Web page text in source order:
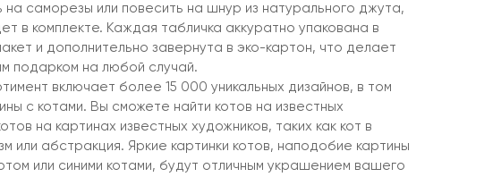
на саморезы или повесить на шнур из натурального джута,
в комплекте. Каждая табличка аккуратно упакована в
и дополнительно завернута в эко-картон, что делает
подарком на любой случай.
включает более 15 000 уникальных дизайнов, в том
с котами. Вы сможете найти котов на известных
на картинах известных художников, таких как кот в
или абстракция. Яркие картинки котов, наподобие картины
или синими котами, будут отличным украшением вашего